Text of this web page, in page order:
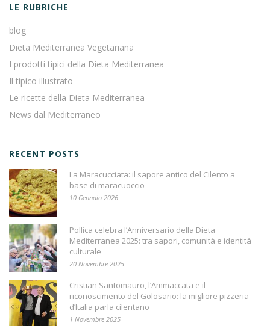
LE RUBRICHE
blog
Dieta Mediterranea Vegetariana
I prodotti tipici della Dieta Mediterranea
Il tipico illustrato
Le ricette della Dieta Mediterranea
News dal Mediterraneo
RECENT POSTS
La Maracucciata: il sapore antico del Cilento a
base di maracuoccio
10 Gennaio 2026
Pollica celebra l’Anniversario della Dieta
Mediterranea 2025: tra sapori, comunità e identità
culturale
20 Novembre 2025
Cristian Santomauro, l’Ammaccata e il
riconoscimento del Golosario: la migliore pizzeria
d’Italia parla cilentano
1 Novembre 2025